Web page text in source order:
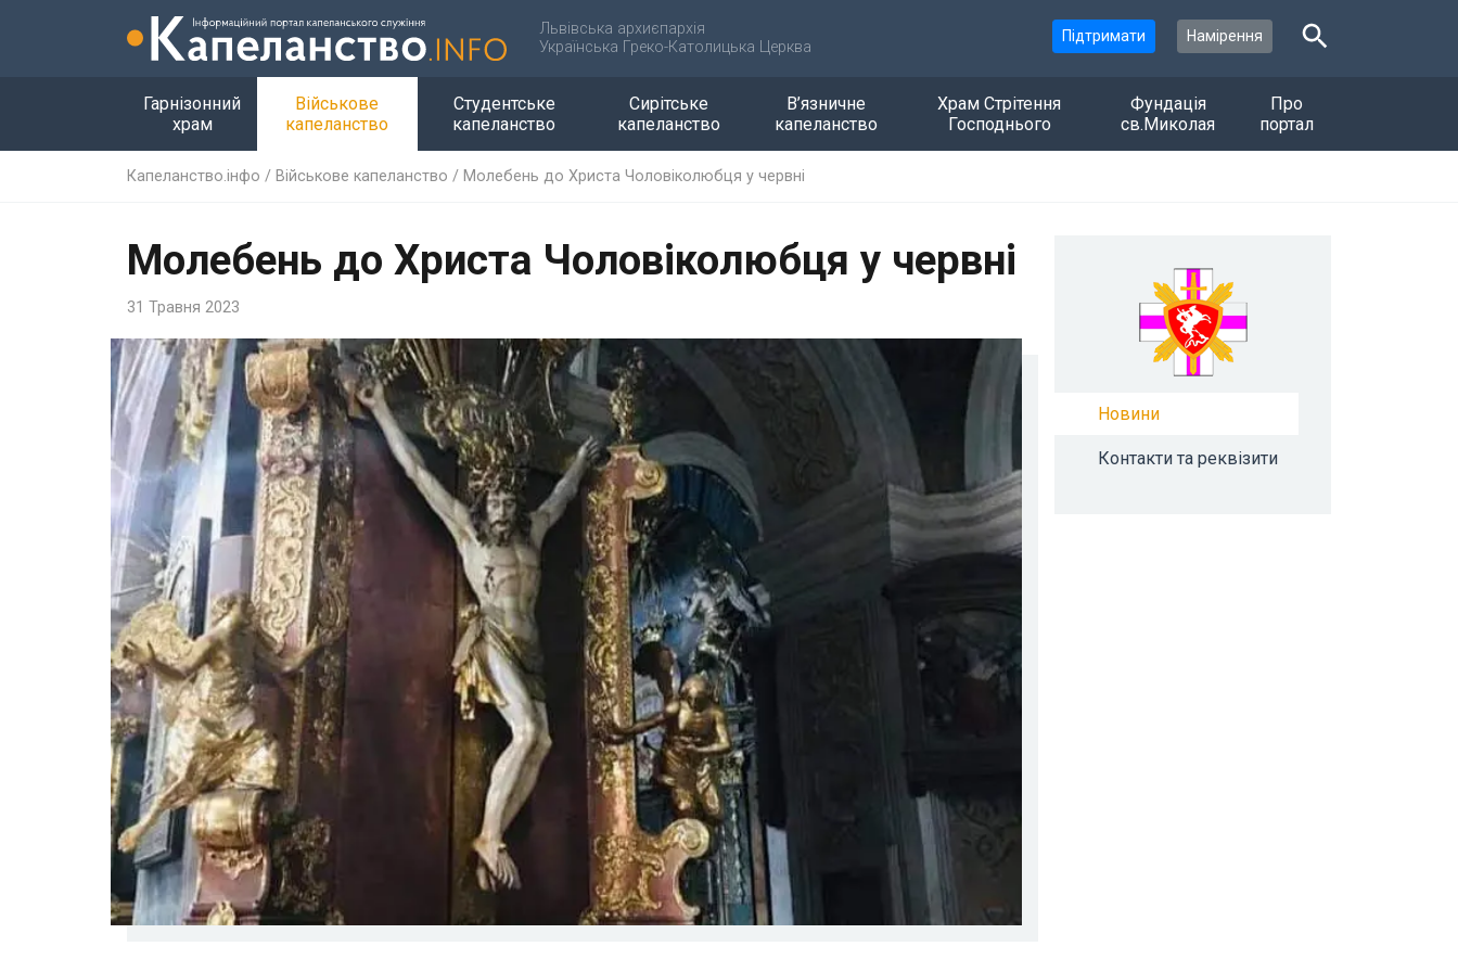
Львівська архиєпархія
Українська Греко-Католицька Церква
Підтримати Намірення
Гарнізонний
храм
Військове
капеланство
Студентське
капеланство
Сирітське
капеланство
В’язничне
капеланство
Храм Стрітення
Господнього
Фундація
св.Миколая
Про
портал
Капеланство.інфо / Військове капеланство / Молебень до Христа Чоловіколюбця у червні
Молебень до Христа Чоловіколюбця у червні
31 Травня 2023
Новини
Контакти та реквізити